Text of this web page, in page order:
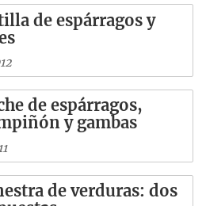
de espárragos y
de espárragos,
y gambas
de verduras: dos